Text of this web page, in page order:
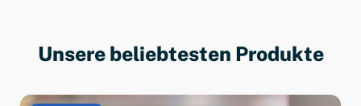
Unsere beliebtesten Produkte